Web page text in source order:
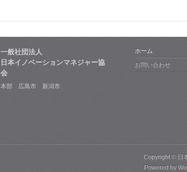
一般社団法人
日本イノベーションマネジャー協
会
本部 広島市 新潟市
ホーム
お問い合わせ
Copyright © 日
Powered by